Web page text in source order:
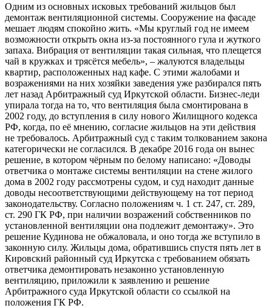
Одним из основных исковых требований жильцов был
демонтаж вентиляционной системы. Сооружение на фасаде
мешает людям спокойно жить. «Мы круглый год не имеем
возможности открыть окна из-за постоянного гула и жуткого
запаха. Вибрация от вентиляции такая сильная, что плещется
чай в кружках и трясётся мебель», – жалуются владельцы
квартир, расположенных над кафе. С этими жалобами и
возражениями на них хозяйки заведения уже разбирался пять
лет назад Арбитражный суд Иркутской области. Бизнес-леди
упирала тогда на то, что вентиляция была смонтирована в
2002 году, до вступления в силу нового Жилищного кодекса
РФ, когда, по её мнению, согласие жильцов на эти действия
не требовалось. Арбитражный суд с таким толкованием закона
категорически не согласился. В декабре 2016 года он вынес
решение, в котором чёрным по белому написано: «Доводы
ответчика о монтаже системы вентиляции на стене жилого
дома в 2002 году рассмотрены судом, и суд находит данные
доводы несоответствующими действующему на тот период
законодательству. Согласно положениям ч. 1 ст. 247, ст. 289,
ст. 290 ГК РФ, при наличии возражений собственников по
установленной вентиляции она подлежит демонтажу». Это
решение Кудинова не обжаловала, и оно тогда же вступило в
законную силу. Жильцы дома, обратившись спустя пять лет в
Кировский районный суд Иркутска с требованием обязать
ответчика демонтировать незаконно установленную
вентиляцию, приложили к заявлению и решение
Арбитражного суда Иркутской области со ссылкой на
положения ГК РФ.